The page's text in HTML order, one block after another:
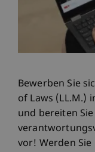
Bewerben Sie
of Laws (LL.M.)
und bereiten
vor! Werden